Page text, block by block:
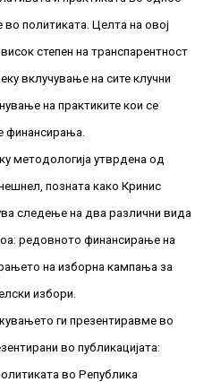
во политиката. Целта на овој
степен на транспарентност
вклучување на сите клучни
на практиките кои се
финансирања.
методологија утврдена од
позната како Кринис
следење на два различни вида
редовното финансирање на
на изборна кампања за
избори.
ги презентиравме во
во публикацијата:
во Република